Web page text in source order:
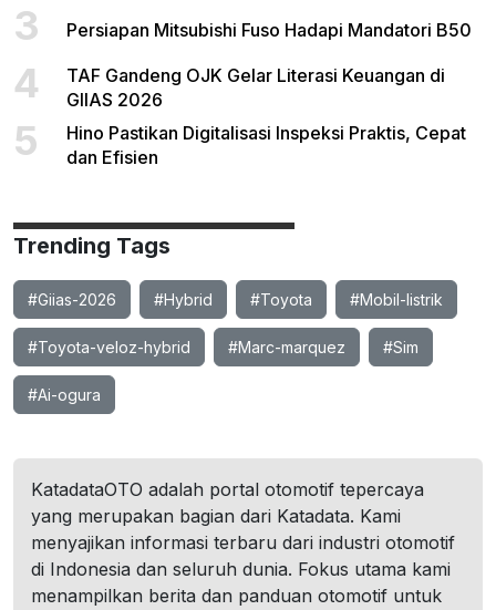
3 Persiapan Mitsubishi Fuso Hadapi Mandatori B50
4
TAF Gandeng OJK Gelar Literasi Keuangan di
GIIAS 2026
5
Hino Pastikan Digitalisasi Inspeksi Praktis, Cepat
dan Efisien
Trending Tags
#Giias-2026 #Hybrid #Toyota #Mobil-listrik
#Toyota-veloz-hybrid #Marc-marquez #Sim
#Ai-ogura
KatadataOTO adalah portal otomotif tepercaya
yang merupakan bagian dari Katadata. Kami
menyajikan informasi terbaru dari industri otomotif
di Indonesia dan seluruh dunia. Fokus utama kami
menampilkan berita dan panduan otomotif untuk